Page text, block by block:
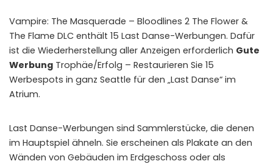
Vampire: The Masquerade – Bloodlines 2 The Flower &
The Flame DLC enthält 15 Last Danse-Werbungen. Dafür
ist die Wiederherstellung aller Anzeigen erforderlich Gute
Werbung Trophäe/Erfolg – ​​Restaurieren Sie 15
Werbespots in ganz Seattle für den „Last Danse“ im
Atrium.
Last Danse-Werbungen sind Sammlerstücke, die denen
im Hauptspiel ähneln. Sie erscheinen als Plakate an den
Wänden von Gebäuden im Erdgeschoss oder als